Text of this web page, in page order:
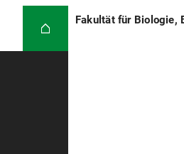
Fakultät für Biologie,